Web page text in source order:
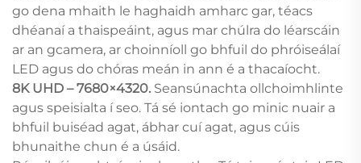
go dena mhaith le haghaidh amharc gar, téacs
dhéanaí a thaispeáint, agus mar chúlra do léarscáin
ar an gcamera, ar choinníoll go bhfuil do phróiseálaí
LED agus do chóras meán in ann é a thacaíocht.
8K UHD – 7680×4320. Seansúnachta ollchoimhlinte
agus speisialta í seo. Tá sé iontach go minic nuair a
bhfuil buiséad agat, ábhar cuí agat, agus cúis
bhunaithe chun é a úsáid.